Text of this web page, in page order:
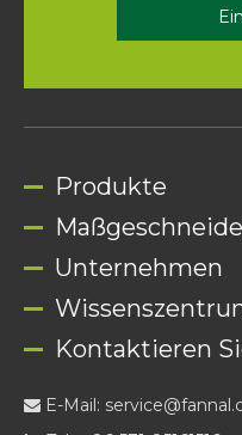
Produkte
Unternehmen
Kontaktieren
 E-Mail: